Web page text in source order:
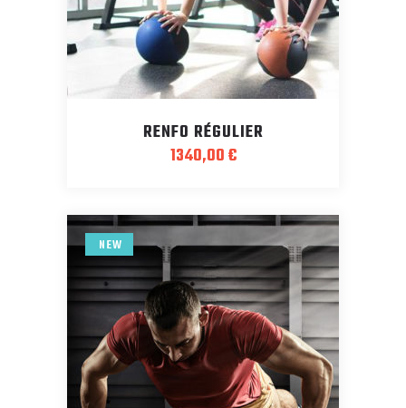
RENFO RÉGULIER
1340,00€
NEW